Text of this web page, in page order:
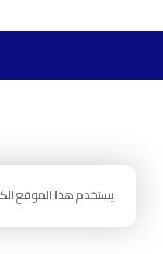
يستخدم هذا الموقع